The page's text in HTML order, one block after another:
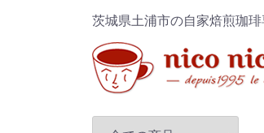
茨城県土浦市の自家焙煎珈